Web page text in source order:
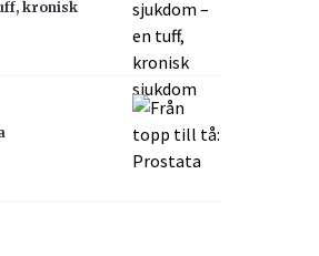
kronisk